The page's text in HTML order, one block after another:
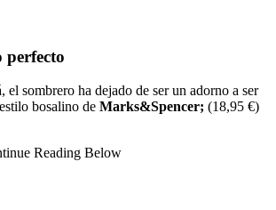
perfecto
el sombrero ha dejado de ser un adorno a ser
bosalino de Marks&Spencer; (18,95 €)
Reading Below